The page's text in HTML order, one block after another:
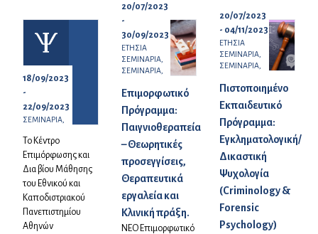
18/09/2023
-
22/09/2023
ΣΕΜΙΝΑΡΙΑ,
Το Κέντρο
Επιμόρφωσης και
Δια βίου Μάθησης
του Εθνικού και
Καποδιστριακού
Πανεπιστημίου
Αθηνών
20/07/2023
-
30/09/2023
ΕΤΗΣΙΑ
ΣΕΜΙΝΑΡΙΑ,
ΣΕΜΙΝΑΡΙΑ,
Επιμορφωτικό
Πρόγραμμα:
Παιγνιοθεραπεία
– Θεωρητικές
προσεγγίσεις,
Θεραπευτικά
εργαλεία και
Κλινική πράξη.
ΝΕΟ Επιμορφωτικό
20/07/2023
- 04/11/2023
ΕΤΗΣΙΑ
ΣΕΜΙΝΑΡΙΑ,
ΣΕΜΙΝΑΡΙΑ,
Πιστοποιημένο
Εκπαιδευτικό
Πρόγραμμα:
Εγκληματολογική/
Δικαστική
Ψυχολογία
(Criminology &
Forensic
Psychology)